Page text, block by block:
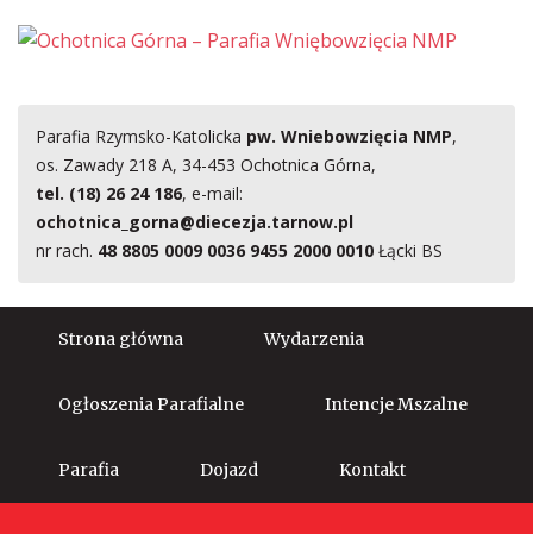
Parafia Rzymsko-Katolicka pw. Wniebowzięcia NMP,
os. Zawady 218 A, 34-453 Ochotnica Górna,
tel. (18) 26 24 186, e-mail:
ochotnica_gorna@diecezja.tarnow.pl
nr rach. 48 8805 0009 0036 9455 2000 0010 Łącki BS
Strona główna Wydarzenia
Ogłoszenia Parafialne Intencje Mszalne
Parafia Dojazd Kontakt